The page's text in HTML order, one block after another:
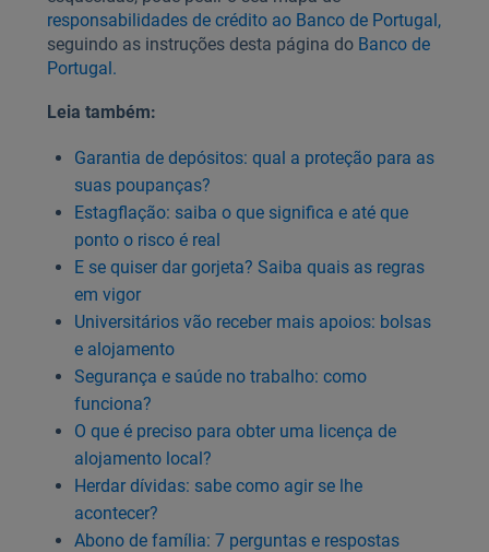
responsabilidades de crédito ao Banco de Portugal,
seguindo as instruções desta página do Banco de
Portugal.
Leia também:
Garantia de depósitos: qual a proteção para as
suas poupanças?
Estagflação: saiba o que significa e até que
ponto o risco é real
E se quiser dar gorjeta? Saiba quais as regras
em vigor
Universitários vão receber mais apoios: bolsas
e alojamento
Segurança e saúde no trabalho: como
funciona?
O que é preciso para obter uma licença de
alojamento local?
Herdar dívidas: sabe como agir se lhe
acontecer?
Abono de família: 7 perguntas e respostas